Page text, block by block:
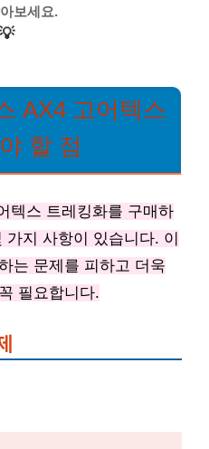
보세요.
💡
AX4 고어텍스
할 점
텍스 트레킹화를 구매하
지 사항이 있습니다. 이
는 문제를 피하고 더욱
필요합니다.